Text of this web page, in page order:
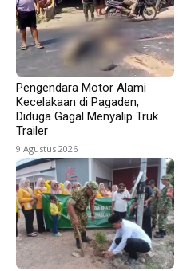
Pengendara Motor Alami
Kecelakaan di Pagaden,
Diduga Gagal Menyalip Truk
Trailer
9 Agustus 2026